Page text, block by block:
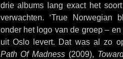
drie albums lang exact het
verwachten. ‘True Norwegian
onder het logo van de groep –
uit Oslo levert. Dat was al zo
Path Of Madness (2009),